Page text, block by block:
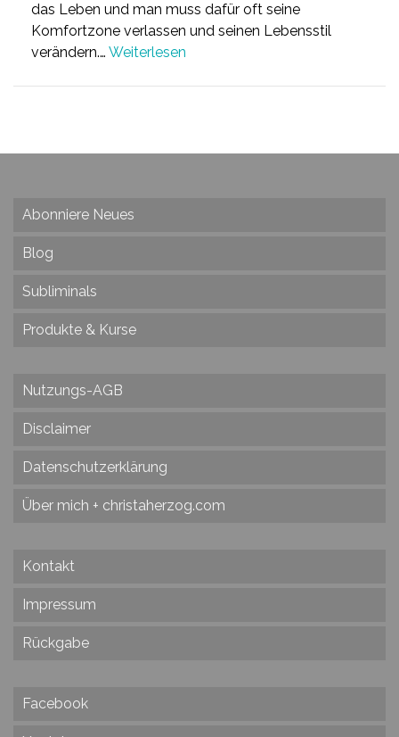
das Leben und man muss dafür oft seine
Komfortzone verlassen und seinen Lebensstil
verändern.… Weiterlesen
Abonniere Neues
Blog
Subliminals
Produkte & Kurse
Nutzungs-AGB
Disclaimer
Datenschutzerklärung
Über mich + christaherzog.com
Kontakt
Impressum
Rückgabe
Facebook